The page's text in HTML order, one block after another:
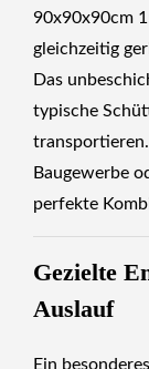
90x90x90cm
gleichzeitig
Das
typische
Baugewerbe
perfekte
Gezielte
Auslauf
Ein